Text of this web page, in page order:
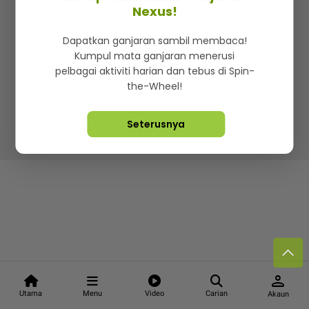
Utama Menu Video Carian
person
Akaun
Iklan di SMG360
Terma & Syarat Dasar Privasi
Lebih hot, viral dan sensasi
Hakcipta Terpelihara ©2026. Star Media Group Berhad
Nexus!
Dapatkan ganjaran sambil membaca!
Kumpul mata ganjaran menerusi
pelbagai aktiviti harian dan tebus di Spin-
the-Wheel!
Seterusnya